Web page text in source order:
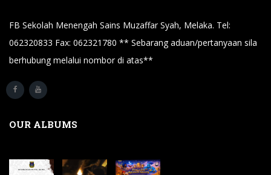
FB Sekolah Menengah Sains Muzaffar Syah, Melaka. Tel:
062320833 Fax: 062321780 ** Sebarang aduan/pertanyaan sila
berhubung melalui nombor di atas**
OUR ALBUMS